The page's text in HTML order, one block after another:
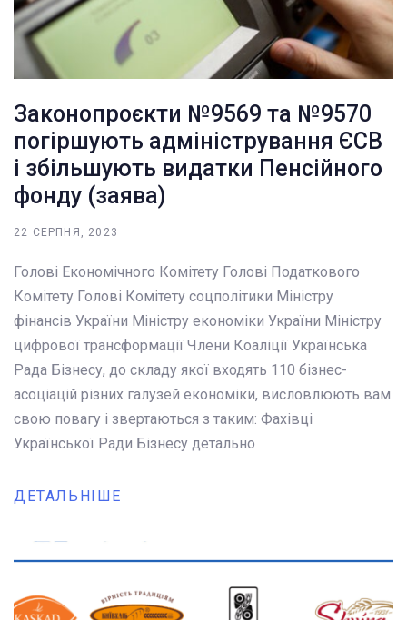
Законопроєкти №9569 та №9570
погіршують адміністрування ЄСВ
і збільшують видатки Пенсійного
фонду (заява)
22 СЕРПНЯ, 2023
Голові Економічного Комітету Голові Податкового
Комітету Голові Комітету соцполітики Міністру
фінансів України Міністру економіки України Міністру
цифрової трансформації Члени Коаліції Українська
Рада Бізнесу, до складу якої входять 110 бізнес-
асоціацій різних галузей економіки, висловлюють вам
свою повагу і звертаються з таким: Фахівці
Української Ради Бізнесу детально
ДЕТАЛЬНІШЕ